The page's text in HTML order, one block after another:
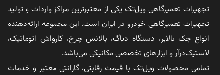
تجهیزات تعمیرگاهی ویل‌تک یکی از معتبرترین مراکز واردات و تولید
تجهیزات تعمیرگاهی خودرو در ایران است. این مجموعه ارائه‌دهنده
انواع جک بالابر، دستگاه دیاگ، بالانس چرخ، کارواش اتوماتیک،
لاستیک‌درآر و ابزارهای تخصصی مکانیکی می‌باشد.
تمامی محصولات ویل‌تک با قیمت رقابتی، گارانتی معتبر و خدمات